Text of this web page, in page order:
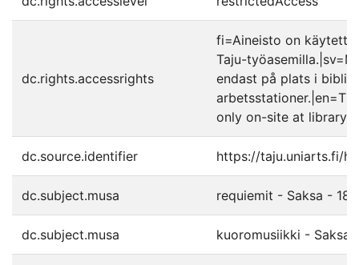
dc.rights.accessrights
fi=Aineisto on
Taju-
endast på plats i
only on-site at
dc.source.identifier https://taju.uniarts.fi/
dc.subject.musa requiemit - Saksa -
dc.subject.musa kuoromusiikki - Saksa